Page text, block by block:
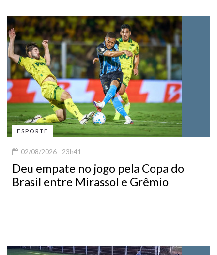
ESPORTE
02/08/2026 - 23h41
Deu empate no jogo pela Copa do
Brasil entre Mirassol e Grêmio